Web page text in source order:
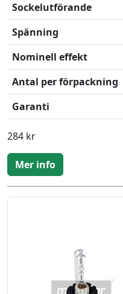
Sockelutförande
Spänning
Nominell effekt
Antal per förpackning
Garanti
284 kr
Mer info